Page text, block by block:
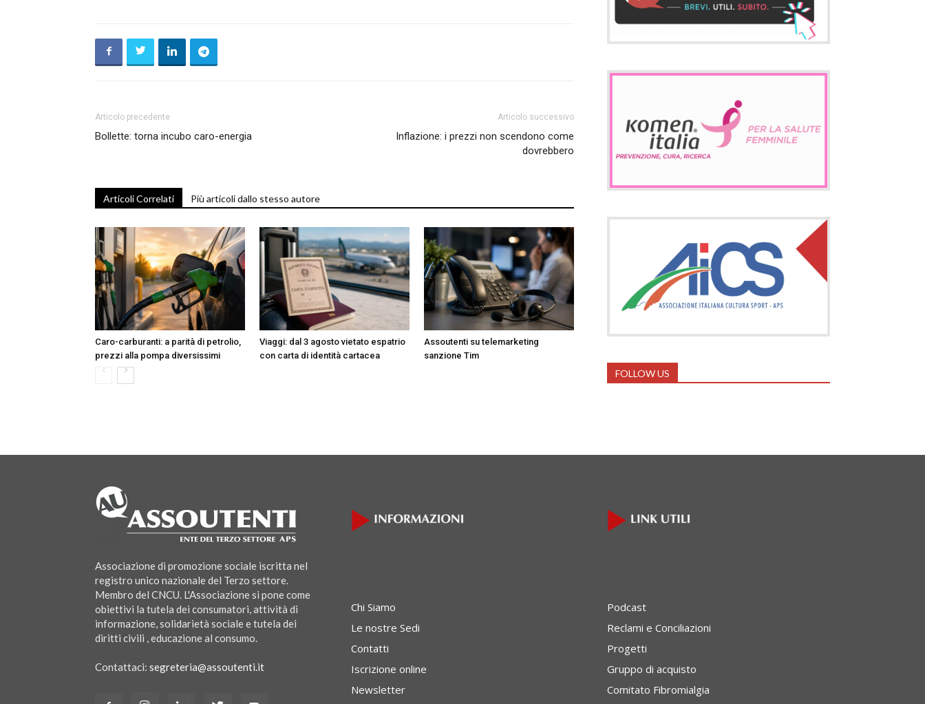
Articolo precedente
Bollette: torna incubo caro-energia
Articolo successivo
Inflazione: i prezzi non scendono come
dovrebbero
Articoli Correlati Più articoli dallo stesso autore
Caro-carburanti: a parità di petrolio,
prezzi alla pompa diversissimi
Viaggi: dal 3 agosto vietato espatrio
con carta di identità cartacea
Assoutenti su telemarketing
sanzione Tim
FOLLOW US
Associazione di promozione sociale iscritta nel
registro unico nazionale del Terzo settore.
Membro del CNCU. L'Associazione si pone come
obiettivi la tutela dei consumatori, attività di
informazione, solidarietà sociale e tutela dei
diritti civili , educazione al consumo.
Contattaci: segreteria@assoutenti.it
Chi Siamo
Le nostre Sedi
Contatti
Iscrizione online
Newsletter
Podcast
Reclami e Conciliazioni
Progetti
Gruppo di acquisto
Comitato Fibromialgia